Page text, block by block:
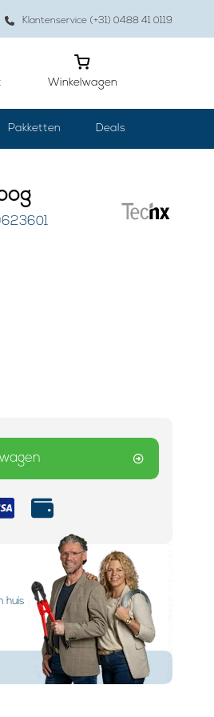
Klantenservice (+31) 0488 41 0119
Winkelwagen
Pakketten Deals
huis